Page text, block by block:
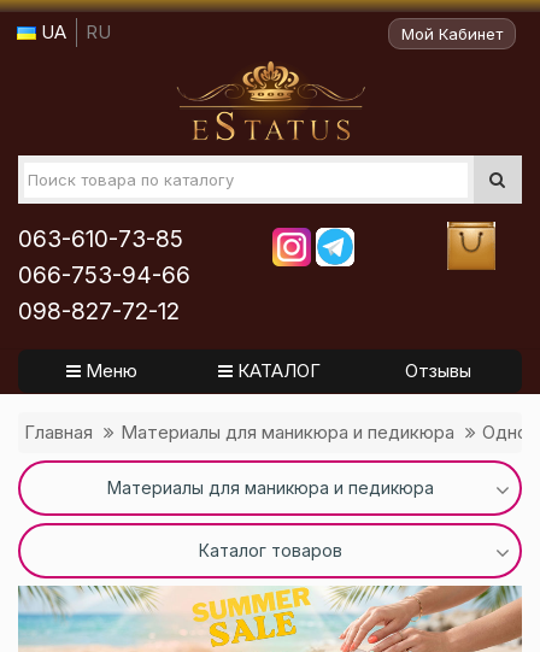
UA RU Мой Кабинет
063-610-73-85
066-753-94-66
098-827-72-12
Меню КАТАЛОГ Отзывы
Главная Материалы для маникюра и педикюра
Материалы для маникюра и педикюра
Каталог товаров